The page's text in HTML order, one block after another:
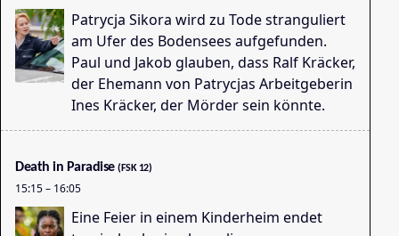
Patrycja Sikora wird zu Tode stranguliert
am Ufer des Bodensees aufgefunden.
Paul und Jakob glauben, dass Ralf Kräcker,
der Ehemann von Patrycjas Arbeitgeberin
Ines Kräcker, der Mörder sein könnte.
Death in Paradise (FSK 12)
15:15– 16:05
Eine Feier in einem Kinderheim endet